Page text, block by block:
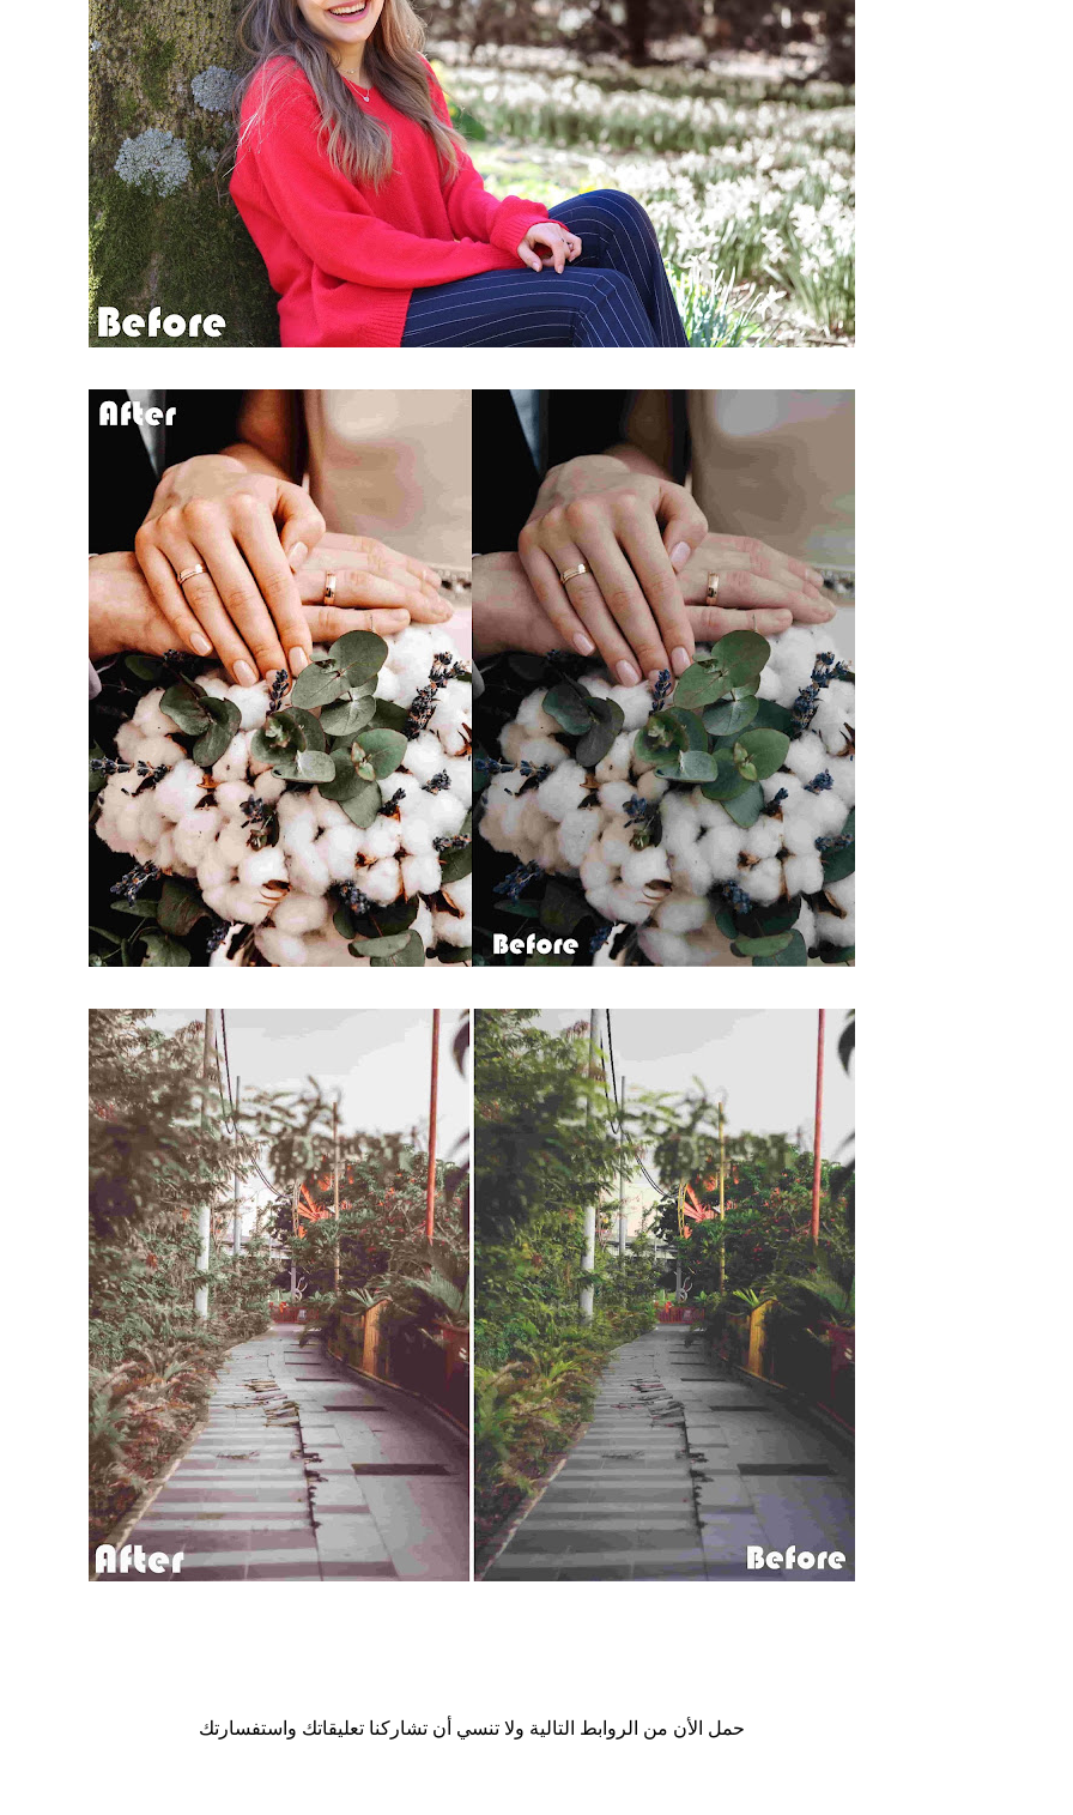
حمل الأن من الروابط التالية ولا تنسي أن تشاركنا تعليقاتك واستفسارتك